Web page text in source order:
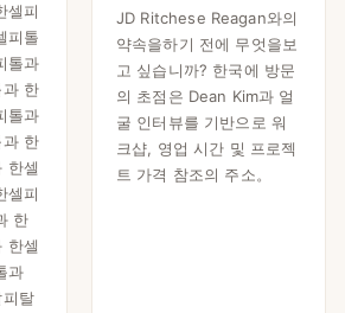
셀피
피톨
톨과
과 한
톨과
과 한
한셀
셀피
한
한셀
과
탈
JD Ritchese Reagan와의
약속을하기 전에 무엇을보
고 싶습니까? 한국에 방문
의 초점은 Dean Kim과 얼
굴 인터뷰를 기반으로 워
크샵, 영업 시간 및 프로젝
트 가격 참조의 주소。